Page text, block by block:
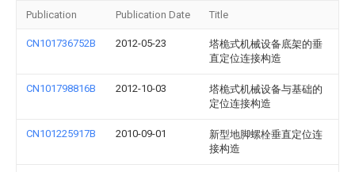
Publication Publication Date Title
CN101736752B 2012-05-23
塔桅式机械设备底架的垂
直定位连接构造
CN101798816B 2012-10-03
塔桅式机械设备与基础的
定位连接构造
CN101225917B 2010-09-01
新型地脚螺栓垂直定位连
接构造